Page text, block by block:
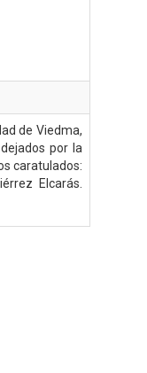
de Viedma,
por la
caratulados:
Elcarás.